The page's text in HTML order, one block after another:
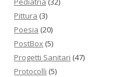
Pittura (3)
Poesia (20)
PostBox (5)
Progetti Sanitari (47)
Protocolli (5)